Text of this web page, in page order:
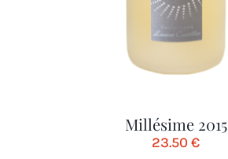
Millésime 2015
23.50€